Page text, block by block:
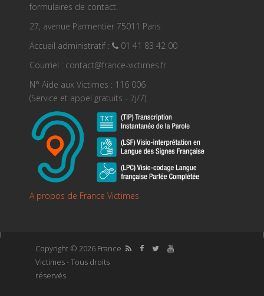
formulaires de contact.
27, avenue Parmentier 75011 Paris
Accueil administratif :
01 41 83 42 00
Courriel : contact@france-victimes.fr
N° Aide aux Victimes : 116 006
(Service et appel gratuits - 7j/7)
A propos de France Victimes
Copyright © 2026 France
Victimes - Tous droits
réservés